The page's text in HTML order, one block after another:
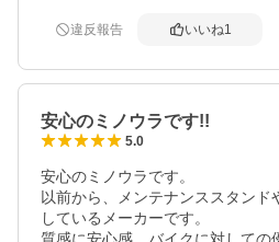
違反報告 いいね1
安心のミノウラです!!
5.0
安心のミノウラです。
以前から、メンテナンススタンド
しているメーカーです。